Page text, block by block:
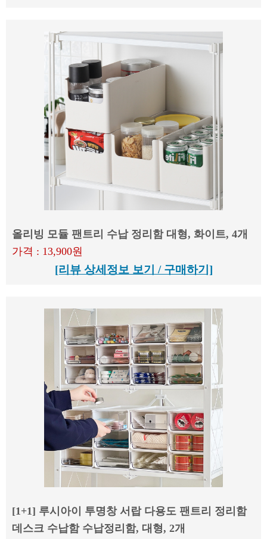
올리빙 모듈 팬트리 수납 정리함 대형, 화이트, 4개
가격 : 13,900원
[리뷰 상세정보 보기 / 구매하기]
[1+1] 루시아이 투명창 서랍 다용도 팬트리 정리함
데스크 수납함 수납정리함, 대형, 2개